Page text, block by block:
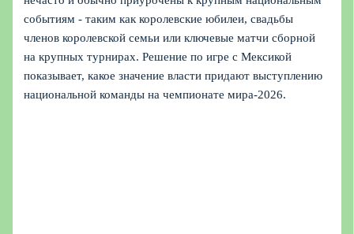
событиям - таким как королевские юбилеи, свадьбы
членов королевской семьи или ключевые матчи сборной
на крупных турнирах. Решение по игре с Мексикой
показывает, какое значение власти придают выступлению
национальной команды на чемпионате мира‑2026.